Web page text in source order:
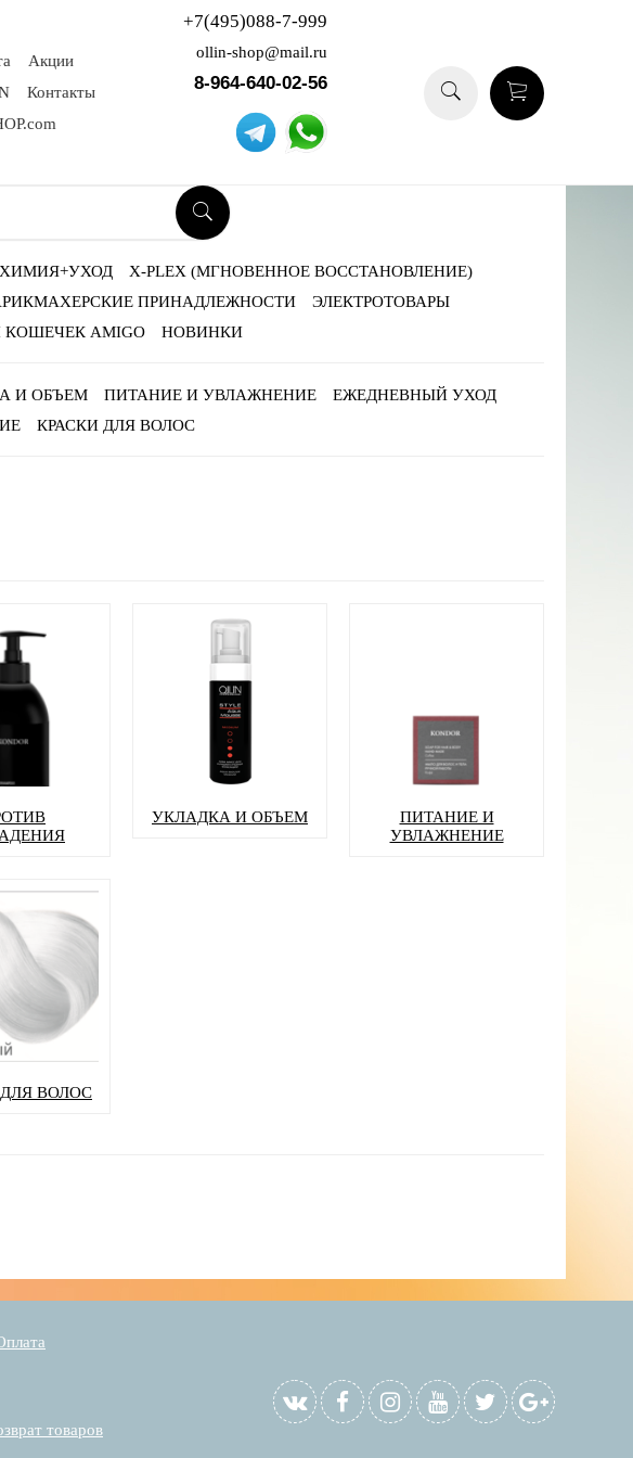
Акции
Контакты
+7(495)088-7-999
ollin-shop@mail.ru
8-964-640-02-56
ХИМИЯ+УХОД
X-PLEX (МГНОВЕННОЕ ВОССТАНОВЛЕНИЕ)
ПРИНАДЛЕЖНОСТИ
ЭЛЕКТРОТОВАРЫ
AMIGO НОВИНКИ
И ОБЪЕМ ПИТАНИЕ И УВЛАЖНЕНИЕ
ЕЖЕДНЕВНЫЙ УХОД
КРАСКИ ДЛЯ ВОЛОС
УКЛАДКА И ОБЪЕМ
ПИТАНИЕ И
УВЛАЖНЕНИЕ
ВОЛОС
товаров